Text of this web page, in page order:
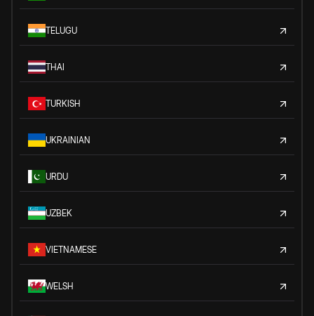
TELUGU
THAI
TURKISH
UKRAINIAN
URDU
UZBEK
VIETNAMESE
WELSH